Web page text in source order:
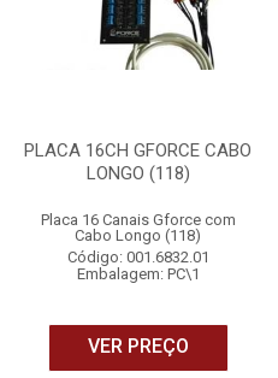
PLACA 16CH GFORCE CABO
LONGO (118)
Placa 16 Canais Gforce com
Cabo Longo (118)
Código: 001.6832.01
Embalagem: PC\1
VER PREÇO